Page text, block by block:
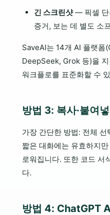
긴 스크린샷— 픽셀 단
증거, 보는 데 별도 소
SaveAI는 14개 AI 플랫
DeepSeek, Grok 등)을
워크플로를 표준화할 수
방법 3: 복사·붙여
가장 간단한 방법: 전체
짧은 대화에는 유효하지
로워집니다. 또한 코드 서
다.
방법 4: ChatGPT